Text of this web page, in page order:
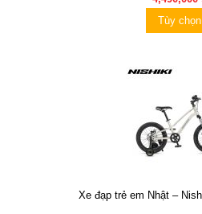
Tùy chọn
Xe đạp trẻ em Nhật –